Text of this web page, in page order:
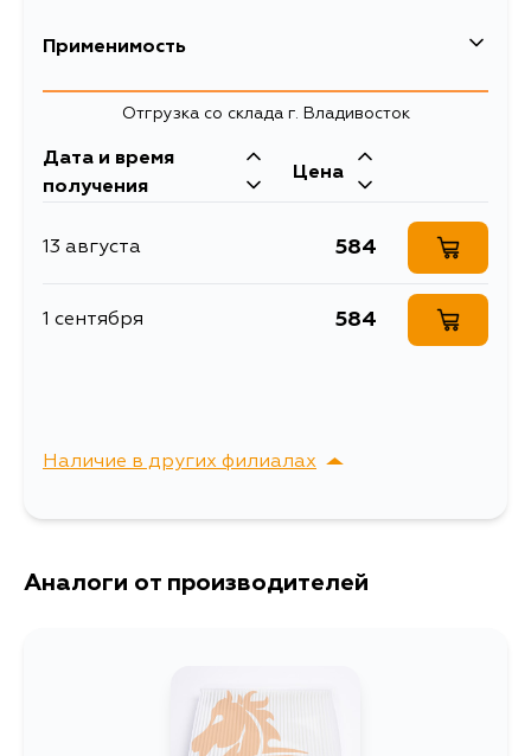
EAN-13
Длина упаковки, мм
Масса, кг 0.1
Описание Фильтр салона
Расширенное описание
FORD Explorer, Flex,
Taurus; LINCOLN MKS,
Применимость
Отгрузка со склада г. Владивосток
Дата и время
получения
Цена
13 августа 584
1 сентября 584
Наличие в других филиалах
г. Владивосток,
Аналоги от производителей